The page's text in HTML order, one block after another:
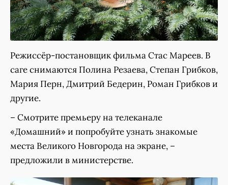
Режиссёр-постановщик фильма Стас Мареев. В
саге снимаются Полина Резаева, Степан Грибков,
Мария Перн, Дмитрий Бедерин, Роман Грибков и
другие.
– Смотрите премьеру на телеканале
«Домашний» и попробуйте узнать знакомые
места Великого Новгорода на экране, –
предложили в министерстве.